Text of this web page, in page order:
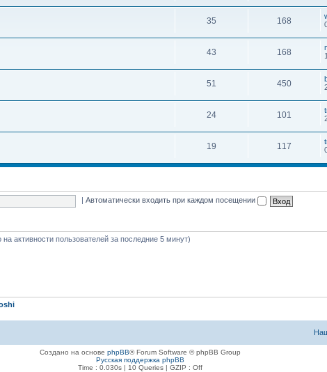
35 168
43 168
51 450
24 101
19 117
|Автоматически входить при каждом посещении
активности пользователей за последние 5 минут)
Создано на основе phpBB® Forum Software © phpBB Group
Русская поддержка phpBB
Time : 0.030s | 10 Queries | GZIP : Off